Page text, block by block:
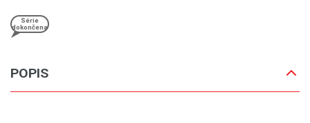
Série
dokončena
POPIS